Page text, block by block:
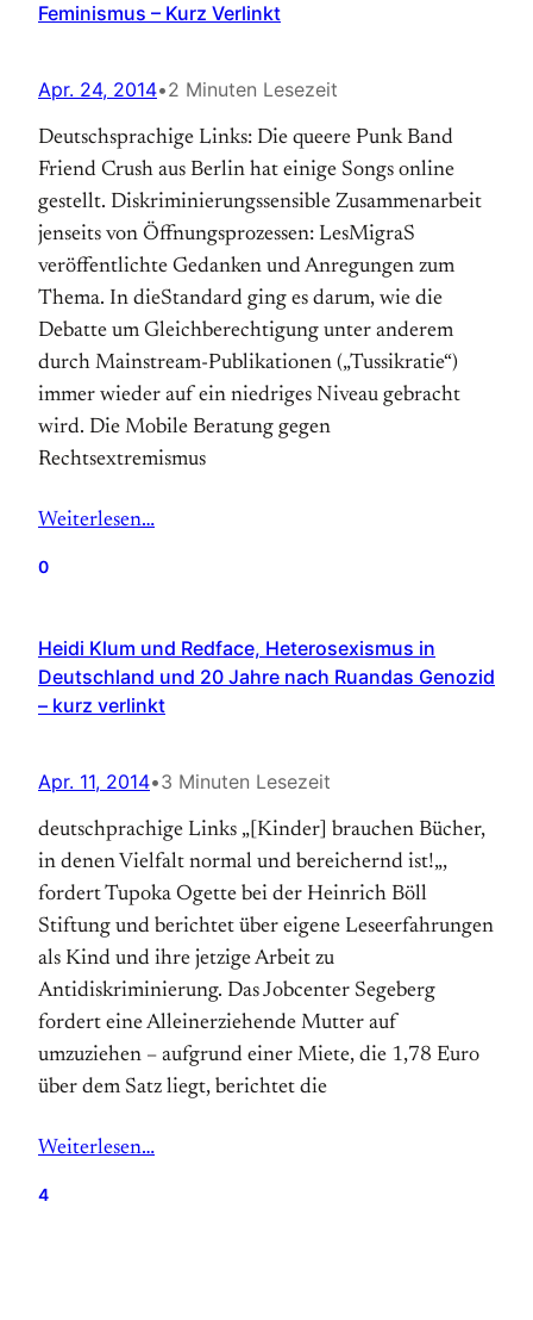
Feminismus – Kurz Verlinkt
Apr. 24, 2014•2 Minuten Lesezeit
Deutschsprachige Links: Die queere Punk Band
Friend Crush aus Berlin hat einige Songs online
gestellt. Diskriminierungssensible Zusammenarbeit
jenseits von Öffnungsprozessen: LesMigraS
veröffentlichte Gedanken und Anregungen zum
Thema. In dieStandard ging es darum, wie die
Debatte um Gleichberechtigung unter anderem
durch Mainstream-Publikationen („Tussikratie“)
immer wieder auf ein niedriges Niveau gebracht
wird. Die Mobile Beratung gegen
Rechtsextremismus
Weiterlesen…
0
Heidi Klum und Redface, Heterosexismus in
Deutschland und 20 Jahre nach Ruandas Genozid
– kurz verlinkt
Apr. 11, 2014•3 Minuten Lesezeit
deutschprachige Links „[Kinder] brauchen Bücher,
in denen Vielfalt normal und bereichernd ist!„,
fordert Tupoka Ogette bei der Heinrich Böll
Stiftung und berichtet über eigene Leseerfahrungen
als Kind und ihre jetzige Arbeit zu
Antidiskriminierung. Das Jobcenter Segeberg
fordert eine Alleinerziehende Mutter auf
umzuziehen – aufgrund einer Miete, die 1,78 Euro
über dem Satz liegt, berichtet die
Weiterlesen…
4